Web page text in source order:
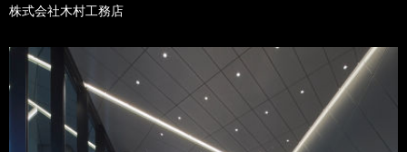
株式会社木村工務店